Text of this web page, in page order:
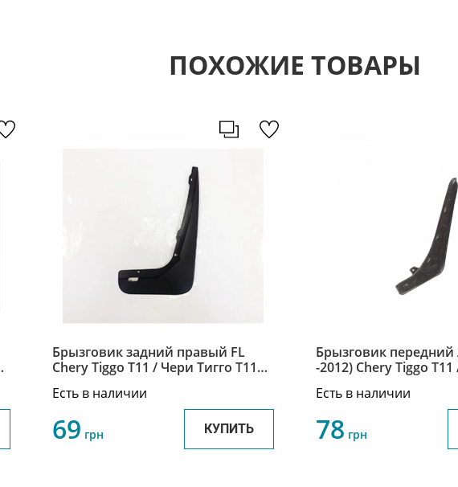
ПОХОЖИЕ ТОВАРЫ
Брызговик задний правый FL
Chery Tiggo Т11 / Чери Тигго Т11
Есть в наличии
69 грн КУПИТЬ
Брызговик
-2012) Chery Tiggo Т11
Есть в наличии
78 грн